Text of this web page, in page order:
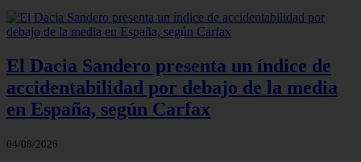
El Dacia Sandero presenta un índice de
accidentabilidad por debajo de la media
en España, según Carfax
04/08/2026